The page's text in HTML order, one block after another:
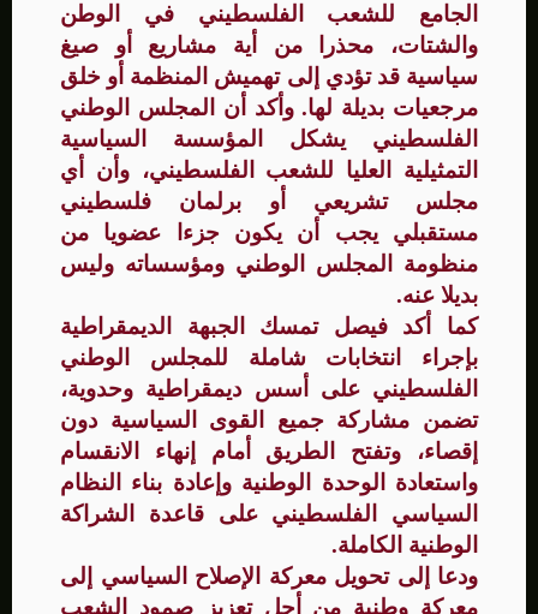
الجامع للشعب الفلسطيني في الوطن
والشتات، محذرا من أية مشاريع أو صيغ
سياسية قد تؤدي إلى تهميش المنظمة أو خلق
مرجعيات بديلة لها. وأكد أن المجلس الوطني
الفلسطيني يشكل المؤسسة السياسية
التمثيلية العليا للشعب الفلسطيني، وأن أي
مجلس تشريعي أو برلمان فلسطيني
مستقبلي يجب أن يكون جزءا عضويا من
منظومة المجلس الوطني ومؤسساته وليس
بديلا عنه.
كما أكد فيصل تمسك الجبهة الديمقراطية
بإجراء انتخابات شاملة للمجلس الوطني
الفلسطيني على أسس ديمقراطية وحدوية،
تضمن مشاركة جميع القوى السياسية دون
إقصاء، وتفتح الطريق أمام إنهاء الانقسام
واستعادة الوحدة الوطنية وإعادة بناء النظام
السياسي الفلسطيني على قاعدة الشراكة
الوطنية الكاملة.
ودعا إلى تحويل معركة الإصلاح السياسي إلى
معركة وطنية من أجل تعزيز صمود الشعب